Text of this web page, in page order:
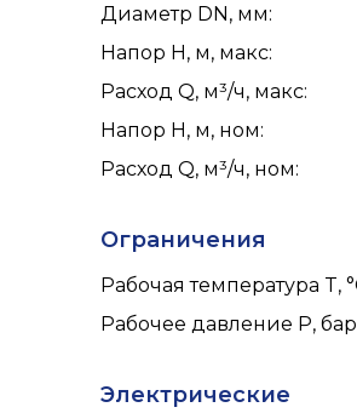
Диаметр DN, мм:
Напор H, м, макс:
Расход Q, м³/ч, макс:
Напор H, м, ном:
Расход Q, м³/ч, ном:
Ограничения
Рабочая температура T,
Рабочее давление P,
Электрические